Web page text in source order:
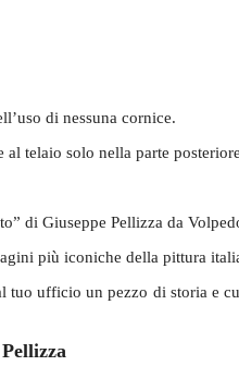
di nessuna cornice.
telaio solo nella parte
di Giuseppe Pellizza da
più iconiche della pittura
ufficio un pezzo di storia e